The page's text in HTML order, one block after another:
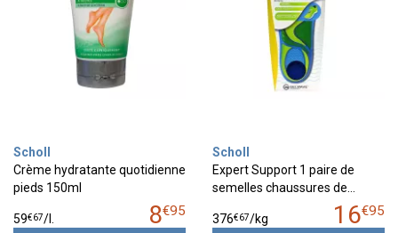
Scholl
Crème hydratante quotidienne
pieds 150ml
8€95
59€67/
Scholl
Expert Support 1 paire de
semelles chaussures de…
16€95
376€67/kg